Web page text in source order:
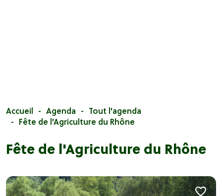
Accueil Agenda
Tout l'agenda
Fête de l'Agriculture du Rhône
Fête de l'Agriculture du Rhône